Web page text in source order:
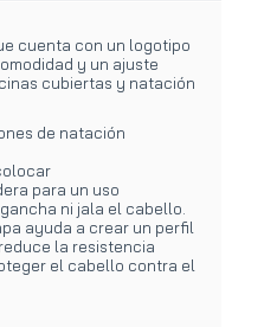
cuenta con un logotipo
y un ajuste
cubiertas y natación
de natación
para un uso
ni jala el cabello.
ayuda a crear un perfil
la resistencia
el cabello contra el